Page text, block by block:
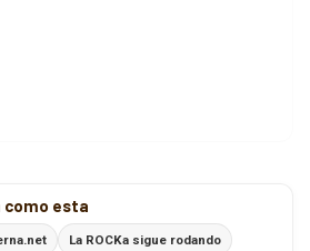
como esta
La ROCKa sigue rodando